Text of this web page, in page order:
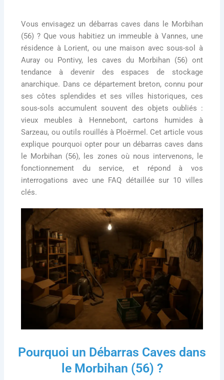
Vous envisagez un débarras caves dans le Morbihan
(56) ? Que vous habitiez un immeuble à Vannes, une
résidence à Lorient, ou une maison avec sous-sol à
Auray ou Pontivy, les caves du Morbihan (56) ont
tendance à devenir des espaces de stockage
anarchique. Dans ce département breton, connu pour
ses côtes splendides et ses villes historiques, ces
sous-sols accumulent souvent des objets oubliés :
vieux meubles à Hennebont, cartons humides à
Sarzeau, ou outils rouillés à Ploërmel. Cet article vous
explique pourquoi opter pour un débarras caves dans
le Morbihan (56), les zones où nous intervenons, le
fonctionnement du service, et répond à vos
interrogations avec une FAQ détaillée sur 10 villes
clés.
Pourquoi un Débarras Caves dans
le Morbihan (56) ?